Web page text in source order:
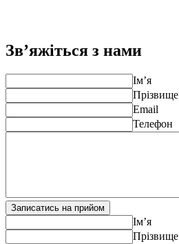
Зв’яжіться з нами
Ім’я
Прізвище
Email
Телефон
Записатись на прийом
Ім’я
Прізвище